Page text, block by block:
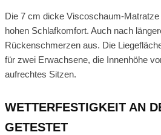
Die 7 cm dicke Viscoschaum-
hohen Schlafkomfort. Auch nach
Rückenschmerzen aus. Die
für zwei Erwachsene, die Innenhöhe
aufrechtes Sitzen.
WETTERFESTIGKEIT AN
GETESTET